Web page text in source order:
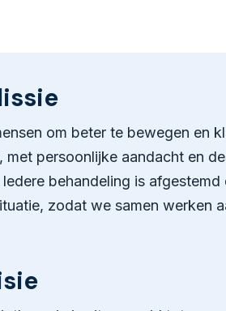
om beter te bewegen en
met persoonlijke aandacht en
behandeling is afgestemd
zodat we samen werken